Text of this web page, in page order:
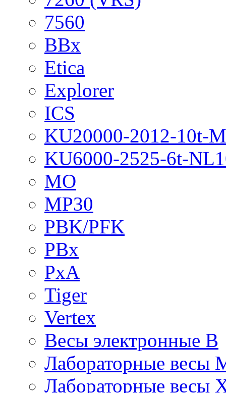
7560
BBx
Etica
Explorer
ICS
KU20000-2012-10t-
KU6000-2525-6t-
MO
MP30
PBK/PFK
PBx
PxA
Tiger
Vertex
Весы электронные B
Лабораторные весы
Лабораторные весы